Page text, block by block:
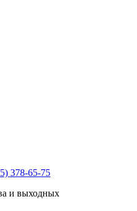
378-65-75
и выходных